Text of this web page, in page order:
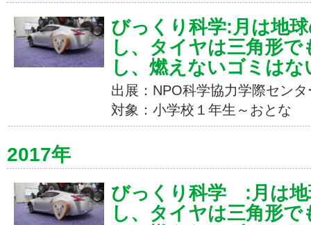
びっくり科学:月は地
し、タイヤは三角形
し、燃えないゴミはな
出展：NPO科学協力学際センタ
対象：小学校１年生～おとな
2017年
びっくり科学 :月は地
し、タイヤは三角形